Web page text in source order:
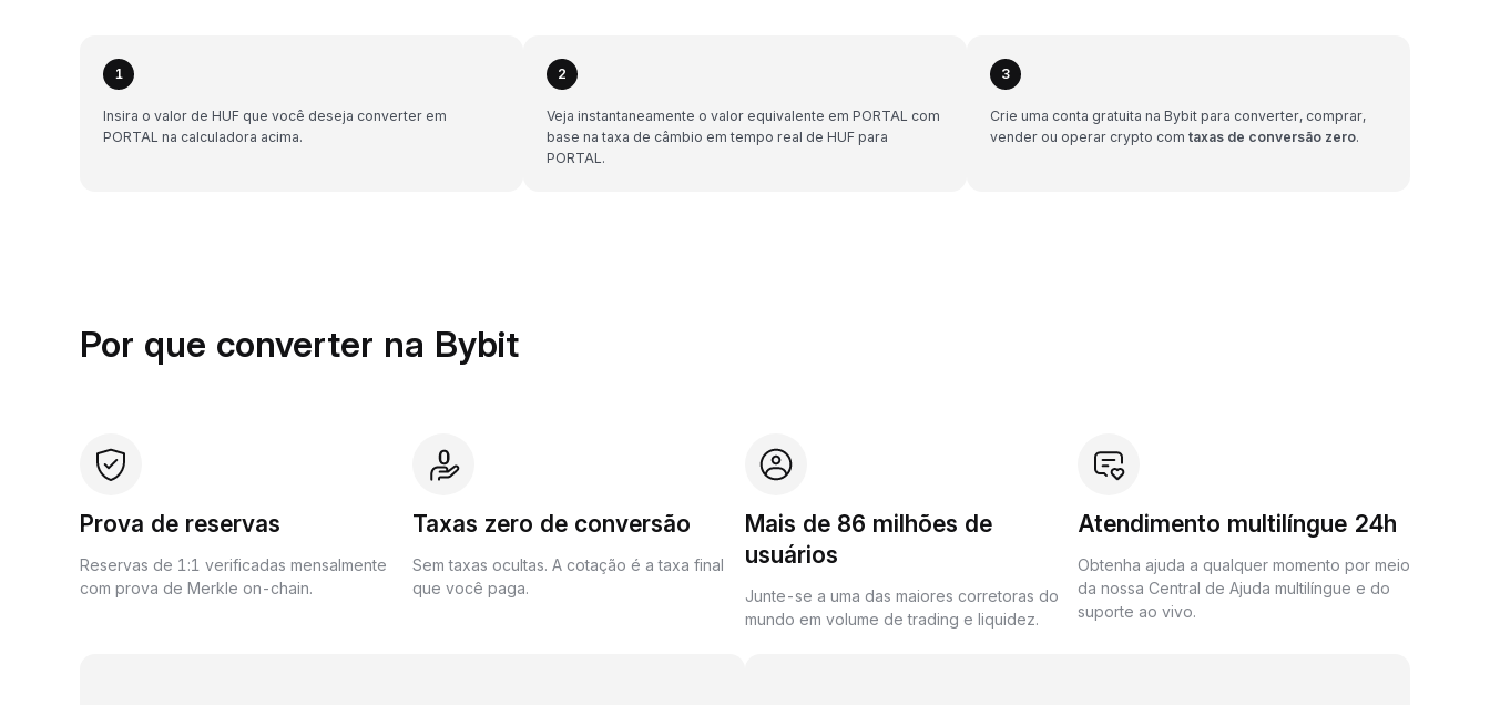
1
Insira o valor de HUF que você deseja converter em
PORTAL na calculadora acima.
2
Veja instantaneamente o valor equivalente em PORTAL com
base na taxa de câmbio em tempo real de HUF para
PORTAL.
3
Crie uma conta gratuita na Bybit para converter, comprar,
vender ou operar crypto com taxas de conversão zero.
Por que converter na Bybit
Prova de reservas
Reservas de 1:1 verificadas mensalmente
com prova de Merkle on-chain.
Taxas zero de conversão
Sem taxas ocultas. A cotação é a taxa final
que você paga.
Mais de 86 milhões de
usuários
Junte-se a uma das maiores corretoras do
mundo em volume de trading e liquidez.
Atendimento multilíngue 24h
Obtenha ajuda a qualquer momento por meio
da nossa Central de Ajuda multilíngue e do
suporte ao vivo.